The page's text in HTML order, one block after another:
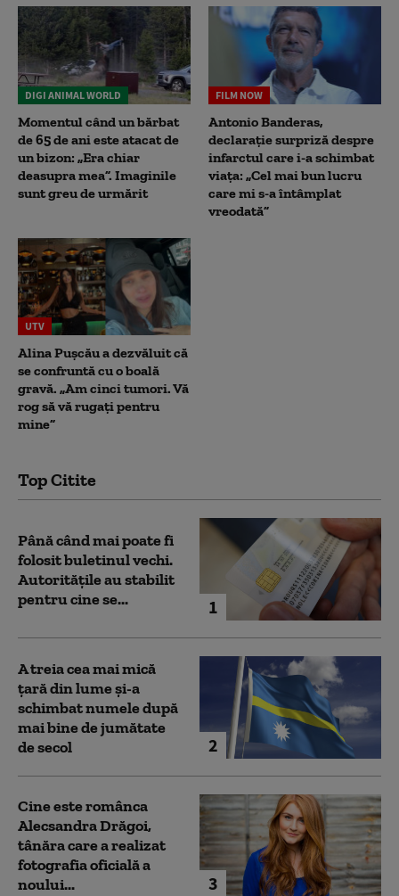
DIGI ANIMAL WORLD
Momentul când un bărbat
de 65 de ani este atacat de
un bizon: „Era chiar
deasupra mea”. Imaginile
sunt greu de urmărit
FILM NOW
Antonio Banderas,
declarație surpriză despre
infarctul care i-a schimbat
viața: „Cel mai bun lucru
care mi s-a întâmplat
vreodată”
UTV
Alina Pușcău a dezvăluit că
se confruntă cu o boală
gravă. „Am cinci tumori. Vă
rog să vă rugați pentru
mine”
Top Citite
1
Până când mai poate fi
folosit buletinul vechi.
Autoritățile au stabilit
pentru cine se...
2
A treia cea mai mică
țară din lume și-a
schimbat numele după
mai bine de jumătate
de secol
3
Cine este românca
Alecsandra Drăgoi,
tânăra care a realizat
fotografia oficială a
noului...